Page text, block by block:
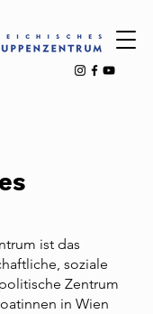
ist das
soziale
Zentrum
in Wien